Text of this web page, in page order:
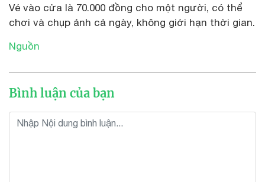
Vé vào cửa là 70.000 đồng cho một người, có thể
chơi và chụp ảnh cả ngày, không giới hạn thời gian.
Nguồn
Bình luận của bạn